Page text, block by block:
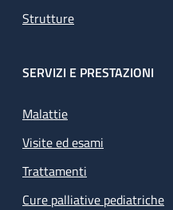
Strutture
SERVIZI E PRESTAZIONI
Malattie
Visite ed esami
Trattamenti
Cure palliative pediatriche